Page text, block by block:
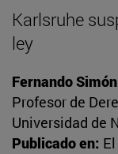
Karlsruhe
ley
Fernando
Profesor de
Universidad de
Publicado en: